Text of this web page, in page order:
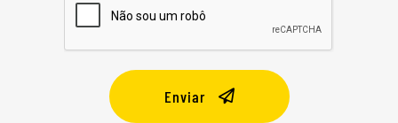
Enviar